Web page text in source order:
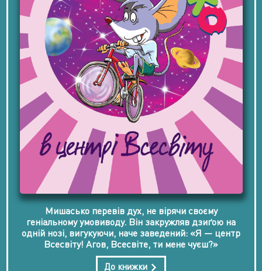
Мишасько перевів дух, не вірячи своєму
геніальному умовиводу. Він закружляв дзиґою на
одній нозі, вигукуючи, наче заведений: «Я — центр
Всесвіту! Агов, Всесвіте, ти мене чуєш?»
До книжки